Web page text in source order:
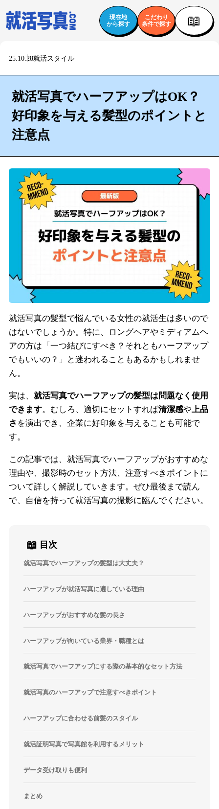
現在地
から探す
こだわり
条件で探す
📖
25.10.28就活スタイル
就活写真でハーフアップはOK？
好印象を与える髪型のポイントと
注意点
就活写真の髪型で悩んでいる女性の就活生は多いので
はないでしょうか。特に、ロングヘアやミディアムヘ
アの方は「一つ結びにすべき？それともハーフアップ
でもいいの？」と迷われることもあるかもしれませ
ん。
実は、 就活写真でハーフアップの髪型は問題なく使用
できます。むしろ、適切にセットすれば清潔感や上品
さ を演出でき、企業に好印象を与えることも可能で
す。
この記事では、就活写真でハーフアップがおすすめな
理由や、撮影時のセット方法、注意すべきポイントに
ついて詳しく解説していきます。ぜひ最後まで読ん
で、自信を持って就活写真の撮影に臨んでください。
📖 目次
就活写真でハーフアップの髪型は大丈夫？
ハーフアップが就活写真に適している理由
ハーフアップがおすすめな髪の長さ
ハーフアップが向いている業界・職種とは
就活写真でハーフアップにする際の基本的なセット方法
就活写真のハーフアップで注意すべきポイント
ハーフアップに合わせる前髪のスタイル
就活証明写真で写真館を利用するメリット
データ受け取りも便利
まとめ